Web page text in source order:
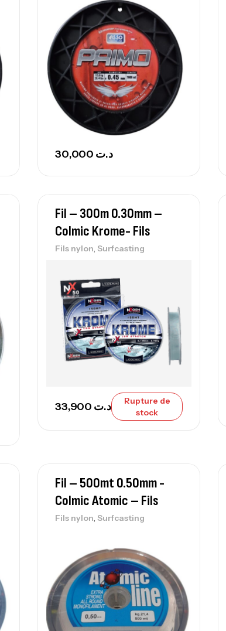
د.ت
Fil – 300m 0.30mm –
Colmic Krome- Fils
Fils nylon, Surfcasting
د.ت
Rupture de
stock
Fil – 500mt 0.50mm -
Colmic Atomic – Fils
Fils nylon, Surfcasting